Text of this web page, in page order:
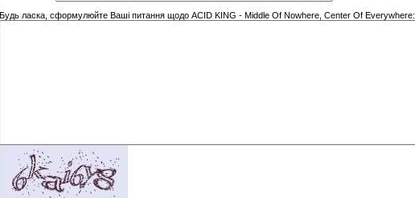
Будь ласка, сформулюйте Ваші питання щодо ACID KING - Middle Of Nowhere, Center Of Everywhere: